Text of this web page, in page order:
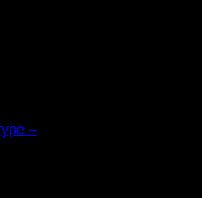
–